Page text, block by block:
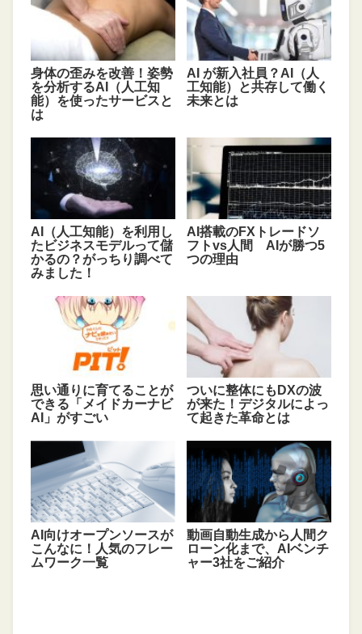
身体の歪みを改善！姿勢
を分析するAI（人工知
能）を使ったサービスと
は
AI が新入社員？AI（人
工知能）と共存して働く
未来とは
AI（人工知能）を利用し
たビジネスモデルって儲
かるの？がっちり調べて
みました！
AI搭載のFXトレードソ
フトvs人間 AIが勝つ5
つの理由
思い通りに育てることが
できる「メイドカーナビ
AI」がすごい
ついに整体にもDXの波
が来た！デジタルによっ
て起きた革命とは
AI向けオープンソースが
こんなに！人気のフレー
ムワーク一覧
動画自動生成から人間ク
ローン化まで、AIベンチ
ャー3社をご紹介